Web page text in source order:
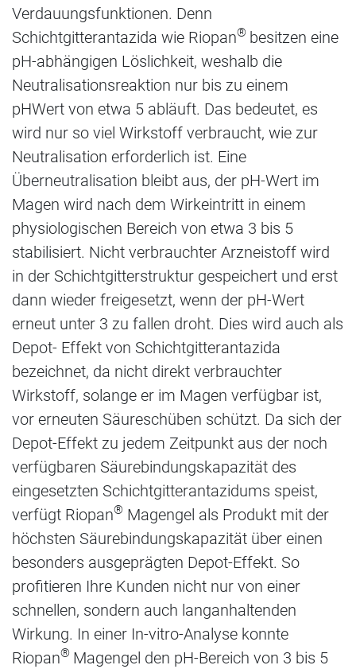
Verdauungsfunktionen. Denn
Schichtgitterantazida wie Riopan® besitzen eine
pH-abhängigen Löslichkeit, weshalb die
Neutralisationsreaktion nur bis zu einem
pHWert von etwa 5 abläuft. Das bedeutet, es
wird nur so viel Wirkstoff verbraucht, wie zur
Neutralisation erforderlich ist. Eine
Überneutralisation bleibt aus, der pH-Wert im
Magen wird nach dem Wirkeintritt in einem
physiologischen Bereich von etwa 3 bis 5
stabilisiert. Nicht verbrauchter Arzneistoff wird
in der Schichtgitterstruktur gespeichert und erst
dann wieder freigesetzt, wenn der pH-Wert
erneut unter 3 zu fallen droht. Dies wird auch als
Depot- Effekt von Schichtgitterantazida
bezeichnet, da nicht direkt verbrauchter
Wirkstoff, solange er im Magen verfügbar ist,
vor erneuten Säureschüben schützt. Da sich der
Depot-Effekt zu jedem Zeitpunkt aus der noch
verfügbaren Säurebindungskapazität des
eingesetzten Schichtgitterantazidums speist,
verfügt Riopan® Magengel als Produkt mit der
höchsten Säurebindungskapazität über einen
besonders ausgeprägten Depot-Effekt. So
profitieren Ihre Kunden nicht nur von einer
schnellen, sondern auch langanhaltenden
Wirkung. In einer In-vitro-Analyse konnte
Riopan® Magengel den pH-Bereich von 3 bis 5